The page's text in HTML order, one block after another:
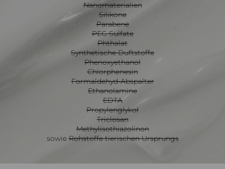
Nanomaterialien
Silikone
Parabene
PEG Sulfate
Phthalat
Synthetische Duftstoffe
Phenoxyethanol
Chlorphenesin
Formaldehyd-Abspalter
Ethanolamine
EDTA
Propylenglykoł
Triclosan
Methylisothiazolinon
sowieRohstoffe tierischen Ursprungs